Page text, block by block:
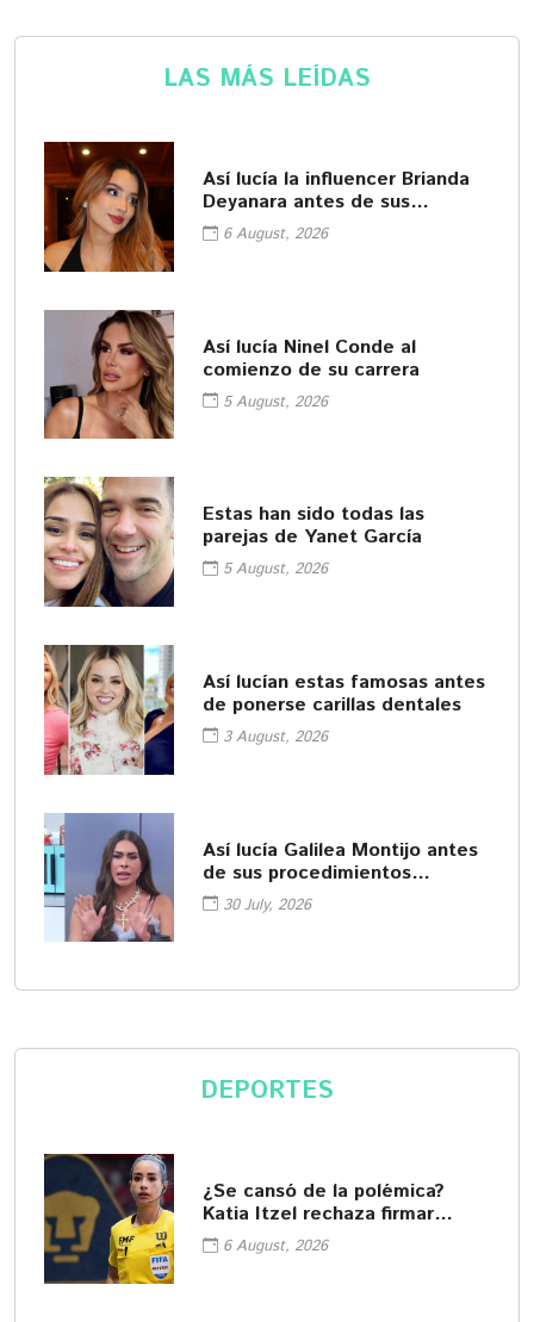
LAS MÁS LEÍDAS
Así lucía la influencer Brianda
Deyanara antes de sus
procedimientos cosméticos
6 August, 2026
Así lucía Ninel Conde al
comienzo de su carrera
5 August, 2026
Estas han sido todas las
parejas de Yanet García
5 August, 2026
Así lucían estas famosas antes
de ponerse carillas dentales
3 August, 2026
Así lucía Galilea Montijo antes
de sus procedimientos
cosméticos
30 July, 2026
DEPORTES
¿Se cansó de la polémica?
Katia Itzel rechaza firmar
playera de Pumas
6 August, 2026